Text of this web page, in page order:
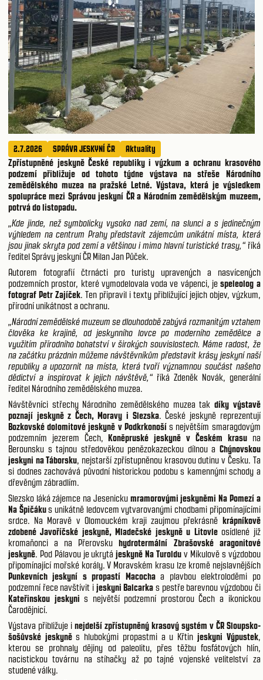
2.7.2026 SPRÁVA JESKYNÍ ČR Aktuality
Zpřístupněné jeskyně České republiky i výzkum a ochranu krasového
podzemí přibližuje od tohoto týdne výstava na střeše Národního
zemědělského muzea na pražské Letné. Výstava, která je výsledkem
spolupráce mezi Správou jeskyní ČR a Národním zemědělským muzeem,
potrvá do listopadu.
„Kde jinde, než symbolicky vysoko nad zemí, na slunci a s jedinečným
výhledem na centrum Prahy představit zájemcům unikátní místa, která
jsou jinak skryta pod zemí a většinou i mimo hlavní turistické trasy,“ říká
ředitel Správy jeskyní ČR Milan Jan Půček.
Autorem fotografií čtrnácti pro turisty upravených a nasvícených
podzemních prostor, které vymodelovala voda ve vápenci, jespeleolog a
fotograf Petr Zajíček. Ten připravil i texty přibližující jejich objev, výzkum,
přírodní unikátnost a ochranu.
„Národní zemědělské muzeum se dlouhodobě zabývá rozmanitým vztahem
člověka ke krajině, od jeskynního lovce po moderního zemědělce a
využitím přírodního bohatství v širokých souvislostech. Máme radost, že
na začátku prázdnin můžeme návštěvníkům představit krásy jeskyní naší
republiky a upozornit na místa, která tvoří významnou součást našeho
dědictví a inspirovat k jejich návštěvě,“ říká Zdeněk Novák, generální
ředitel Národního zemědělského muzea.
Návštěvníci střechy Národního zemědělského muzea tak díky výstavě
poznají jeskyně z Čech, Moravy i Slezska. České jeskyně reprezentují
Bozkovské dolomitové jeskyně v Podkrkonošís největším smaragdovým
podzemním jezerem Čech,Koněpruské jeskyně v Českém krasuna
Berounsku s tajnou středověkou penězokazeckou dílnou a Chýnovskou
jeskyni na Táborsku, nejstarší zpřístupněnou krasovou dutinu v Česku. Ta
si dodnes zachovává původní historickou podobu s kamennými schody a
dřevěným zábradlím.
Slezsko láká zájemce na Jesenicku mramorovými jeskyněmi Na Pomezí a
Na Špičákus unikátně ledovcem vytvarovanými chodbami připomínajícími
srdce. Na Moravě v Olomouckém kraji zaujmou překrásně krápníkově
zdobené Javoříčské jeskyně, Mladečské jeskyně u Litovleosídlené již
kromaňonci a na Přerovskuhydrotermální Zbrašovské aragonitové
jeskyně. Pod Pálavou je ukrytájeskyně Na Turoldu v Mikulově s výzdobou
připomínající mořské korály. V Moravském krasu lze kromě nejslavnějších
Punkevních jeskyní s propastí Macochaa plavbou elektroloděmi po
podzemní řece navštívit i jeskyni Balcarka s pestře barevnou výzdobou či
Kateřinskou jeskynis největší podzemní prostorou Čech a ikonickou
Čarodějnicí.
Výstava přibližuje i nejdelší zpřístupněný krasový systém v ČR Sloupsko-
šošůvské jeskyněs hlubokými propastmi a u Křtin jeskyni Výpustek,
kterou se prohnaly dějiny od paleolitu, přes těžbu fosfátových hlín,
nacistickou továrnu na stíhačky až po tajné vojenské velitelství za
studené války.